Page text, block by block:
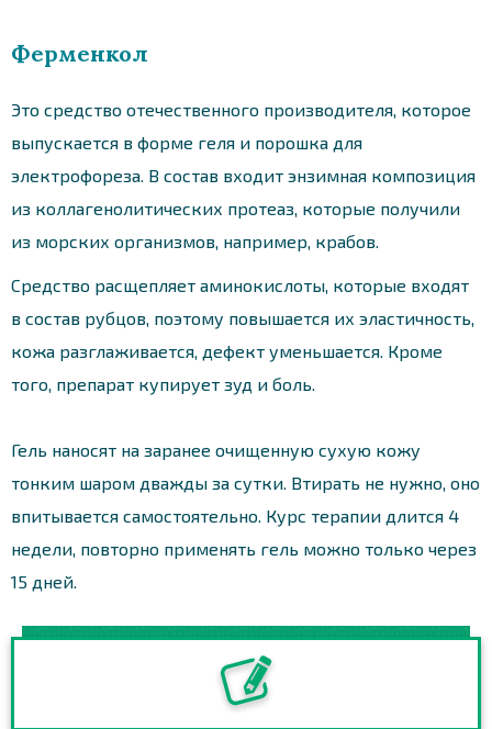
Ферменкол
Это средство отечественного производителя, которое
выпускается в форме геля и порошка для
электрофореза. В состав входит энзимная композиция
из коллагенолитических протеаз, которые получили
из морских организмов, например, крабов.
Средство расщепляет аминокислоты, которые входят
в состав рубцов, поэтому повышается их эластичность,
кожа разглаживается, дефект уменьшается. Кроме
того, препарат купирует зуд и боль.
Гель наносят на заранее очищенную сухую кожу
тонким шаром дважды за сутки. Втирать не нужно, оно
впитывается самостоятельно. Курс терапии длится 4
недели, повторно применять гель можно только через
15 дней.